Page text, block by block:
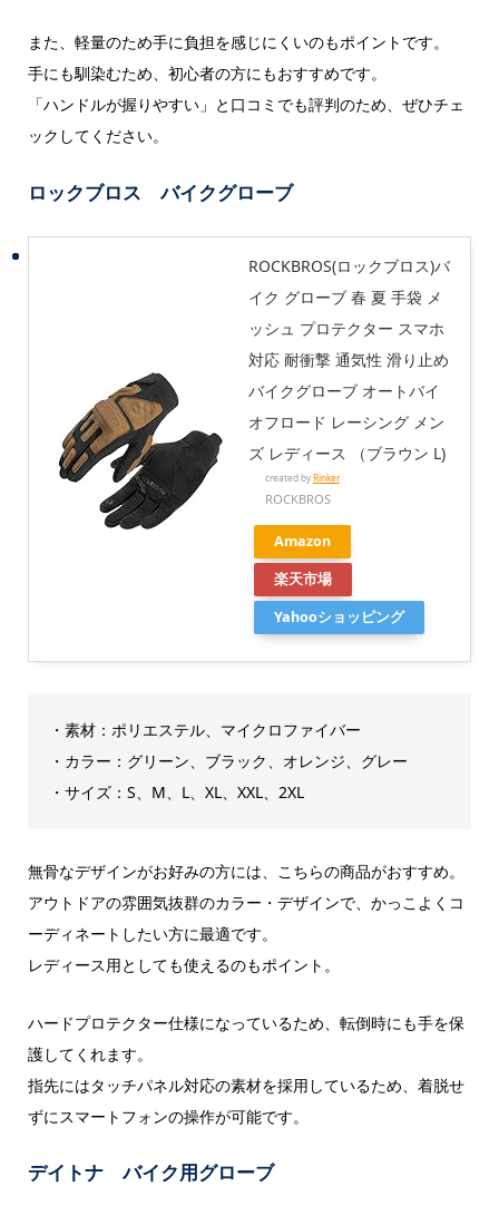
また、軽量のため手に負担を感じにくいのもポイントです。
手にも馴染むため、初心者の方にもおすすめです。
「ハンドルが握りやすい」と口コミでも評判のため、ぜひチェ
ックしてください。
ロックブロス バイクグローブ
ROCKBROS(ロックブロス)バ
イク グローブ 春 夏 手袋 メ
ッシュ プロテクター スマホ
対応 耐衝撃 通気性 滑り止め
バイクグローブ オートバイ
オフロード レーシング メン
ズ レディース （ブラウン L)
created byRinker
ROCKBROS
Amazon
楽天市場
Yahooショッピング
・素材：ポリエステル、マイクロファイバー
・カラー：グリーン、ブラック、オレンジ、グレー
・サイズ：S、M、L、XL、XXL、2XL
無骨なデザインがお好みの方には、こちらの商品がおすすめ。
アウトドアの雰囲気抜群のカラー・デザインで、かっこよくコ
ーディネートしたい方に最適です。
レディース用としても使えるのもポイント。
ハードプロテクター仕様になっているため、転倒時にも手を保
護してくれます。
指先にはタッチパネル対応の素材を採用しているため、着脱せ
ずにスマートフォンの操作が可能です。
デイトナ バイク用グローブ